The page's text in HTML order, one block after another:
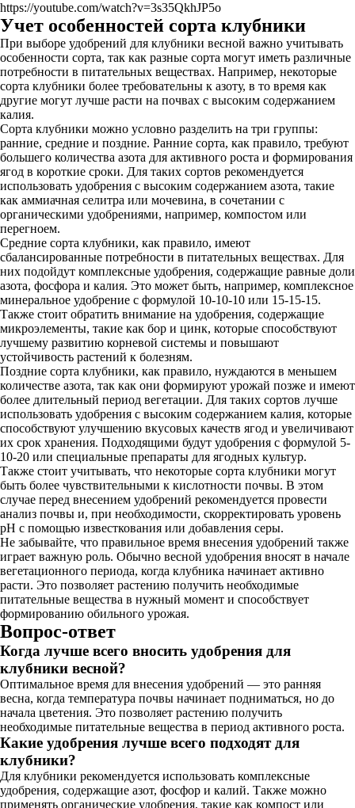
https://youtube.com/watch?v=3s35QkhJP5o
Учет особенностей сорта клубники
При выборе удобрений для клубники весной важно учитывать
особенности сорта, так как разные сорта могут иметь различные
потребности в питательных веществах. Например, некоторые
сорта клубники более требовательны к азоту, в то время как
другие могут лучше расти на почвах с высоким содержанием
калия.
Сорта клубники можно условно разделить на три группы:
ранние, средние и поздние. Ранние сорта, как правило, требуют
большего количества азота для активного роста и формирования
ягод в короткие сроки. Для таких сортов рекомендуется
использовать удобрения с высоким содержанием азота, такие
как аммиачная селитра или мочевина, в сочетании с
органическими удобрениями, например, компостом или
перегноем.
Средние сорта клубники, как правило, имеют
сбалансированные потребности в питательных веществах. Для
них подойдут комплексные удобрения, содержащие равные доли
азота, фосфора и калия. Это может быть, например, комплексное
минеральное удобрение с формулой 10-10-10 или 15-15-15.
Также стоит обратить внимание на удобрения, содержащие
микроэлементы, такие как бор и цинк, которые способствуют
лучшему развитию корневой системы и повышают
устойчивость растений к болезням.
Поздние сорта клубники, как правило, нуждаются в меньшем
количестве азота, так как они формируют урожай позже и имеют
более длительный период вегетации. Для таких сортов лучше
использовать удобрения с высоким содержанием калия, которые
способствуют улучшению вкусовых качеств ягод и увеличивают
их срок хранения. Подходящими будут удобрения с формулой 5-
10-20 или специальные препараты для ягодных культур.
Также стоит учитывать, что некоторые сорта клубники могут
быть более чувствительными к кислотности почвы. В этом
случае перед внесением удобрений рекомендуется провести
анализ почвы и, при необходимости, скорректировать уровень
pH с помощью известкования или добавления серы.
Не забывайте, что правильное время внесения удобрений также
играет важную роль. Обычно весной удобрения вносят в начале
вегетационного периода, когда клубника начинает активно
расти. Это позволяет растению получить необходимые
питательные вещества в нужный момент и способствует
формированию обильного урожая.
Вопрос-ответ
Когда лучше всего вносить удобрения для
клубники весной?
Оптимальное время для внесения удобрений — это ранняя
весна, когда температура почвы начинает подниматься, но до
начала цветения. Это позволяет растению получить
необходимые питательные вещества в период активного роста.
Какие удобрения лучше всего подходят для
клубники?
Для клубники рекомендуется использовать комплексные
удобрения, содержащие азот, фосфор и калий. Также можно
применять органические удобрения, такие как компост или